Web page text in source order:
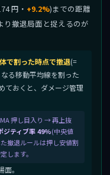
円・ +9.2%)までの距離
り撤退局面と捉えるのが
で割った時点で撤退(=
る移動平均線を割った
ておくと、ダメージ管理
押し目入り → 再上抜
ジティブ率 49%(中央値
撤退ルールは押し安値割
します。
。